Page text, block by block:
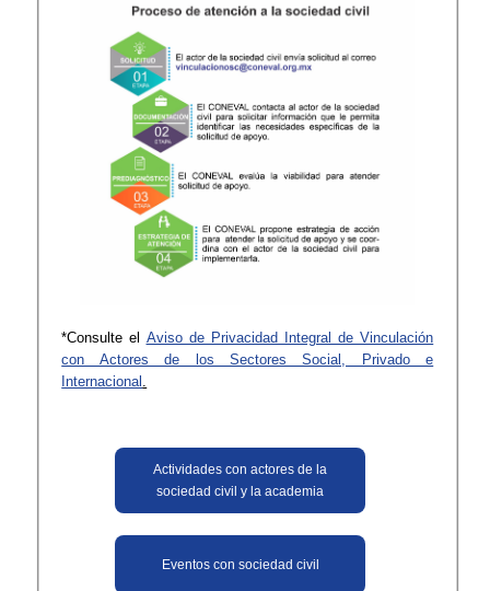
*Consulte el Aviso de Privacidad Integral de Vinculación
con Actores de los Sectores Social, Privado e
Internacional .
Actividades con actores de la
sociedad civil y la academia
Eventos con sociedad civil